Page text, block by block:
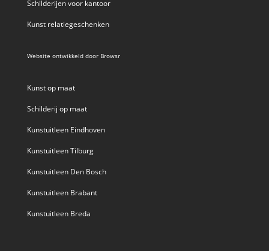
Schilderijen voor kantoor
Kunst relatiegeschenken
Website ontwikkeld door Browsr
Kunst op maat
Schilderij op maat
Kunstuitleen Eindhoven
Kunstuitleen Tilburg
Kunstuitleen Den Bosch
Kunstuitleen Brabant
Kunstuitleen Breda